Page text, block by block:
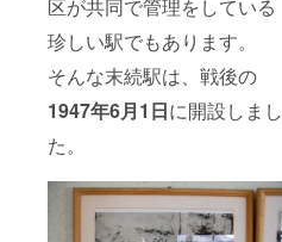
区が共同で管理をしている
珍しい駅でもあります。
そんな末続駅は、戦後の
1947年6月1日に開設しまし
た。